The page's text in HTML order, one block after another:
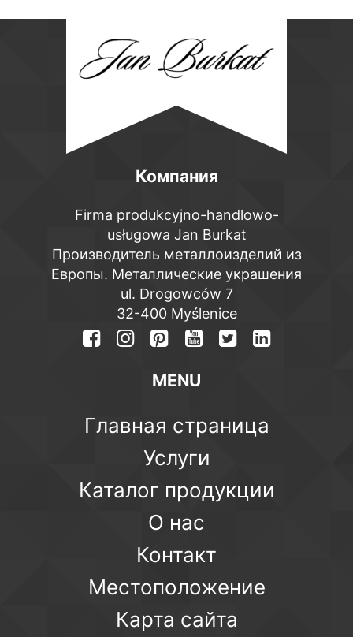
Компания
Firma produkcyjno-handlowo-
usługowa Jan Burkat
Производитель металлоизделий из
Европы. Металлические украшения
ul. Drogowców 7
32-400 Myślenice
MENU
Главная страница
Услуги
Каталог продукции
О нас
Контакт
Местоположение
Карта сайта